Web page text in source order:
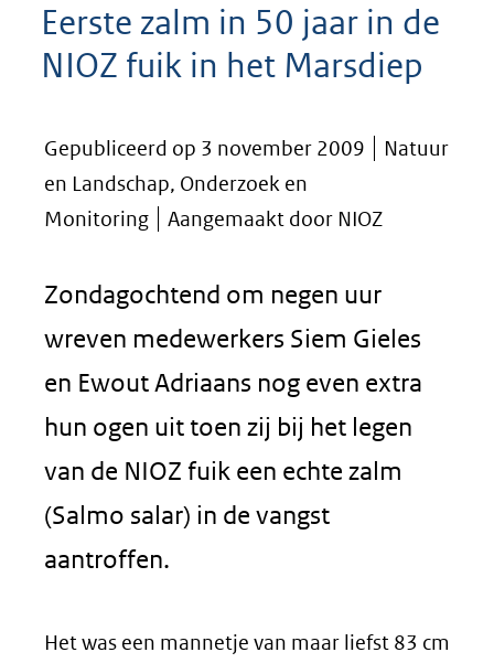
Eerste zalm in 50 jaar in de
NIOZ fuik in het Marsdiep
Gepubliceerd op 3 november 2009
Natuur
en Landschap, Onderzoek en
Monitoring
Aangemaakt door NIOZ
Zondagochtend om negen uur
wreven medewerkers Siem Gieles
en Ewout Adriaans nog even extra
hun ogen uit toen zij bij het legen
van de NIOZ fuik een echte zalm
(Salmo salar) in de vangst
aantroffen.
Het was een mannetje van maar liefst 83 cm